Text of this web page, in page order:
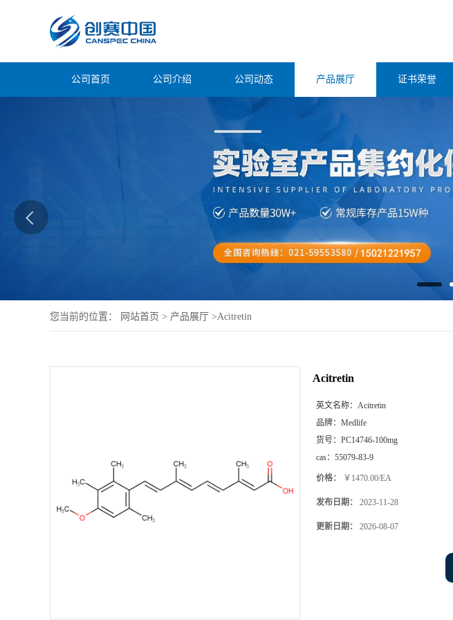
公司首页 公司介绍 公司动态 产品展厅 证书荣誉
您当前的位置： 网站首页 > 产品展厅 >Acitretin
Acitretin
英文名称： Acitretin
品牌： Medlife
货号： PC14746-100mg
cas： 55079-83-9
价格： ￥1470.00/EA
发布日期： 2023-11-28
更新日期： 2026-08-07